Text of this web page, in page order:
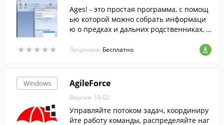
★ ★ ★ ★ ★
★ ★ ★ ★ ★
Ages! - это простая программа, с помощ
ью которой можно собрать информаци
ю о предках и дальних родственниках, и
и.
Лицензия: Бесплатно
Windows AgileForce
Версия: 19.02
Управляйте потоком задач, координиру
йте работу команды, распределяйте наг